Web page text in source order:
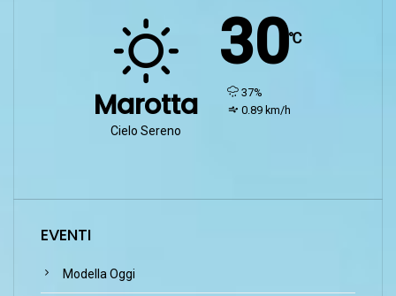
Marotta
Cielo Sereno
30℃
humidity:
37%
wind:
0.89 km/h
EVENTI
Modella Oggi